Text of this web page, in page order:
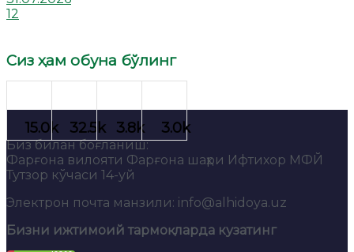
12
Сиз ҳам обуна бўлинг
Биз билан боғланиш:
Фарғона вилояти Фарғона шаҳри Ифтихор МФЙ
Тутзор кўчаси 14-уй
Электрон почта манзили: info@alhidoya.uz
Бизни ижтимоий тармоқларда кузатинг